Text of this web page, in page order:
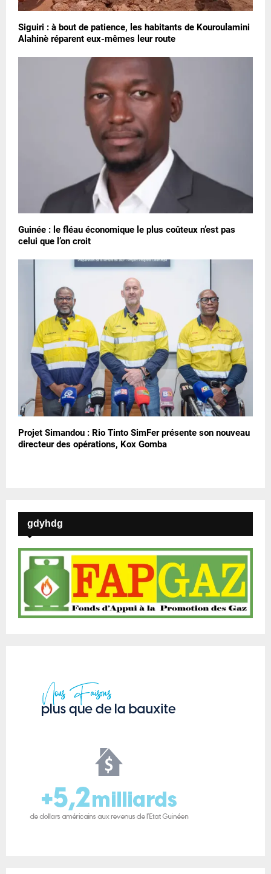
Siguiri : à bout de patience, les habitants de Kouroulamini
Alahinè réparent eux-mêmes leur route
Guinée : le fléau économique le plus coûteux n’est pas
celui que l’on croit
Projet Simandou : Rio Tinto SimFer présente son nouveau
directeur des opérations, Kox Gomba
gdyhdg